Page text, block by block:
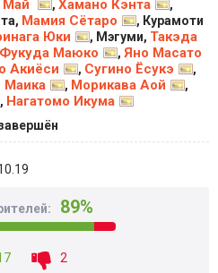
Май , Хамано Кэнта
,
Мамия Сётаро
, Курамоти
Юки , Мэгуми, Такэда
Фукуда Маюко , Яно Масато
Акиёси , Сугино Ёсукэ ,
Маика , Морикава Аой ,
, Нагатомо Икума
89%
2